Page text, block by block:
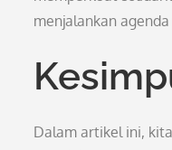
menjalankan
Dalam artikel ini,